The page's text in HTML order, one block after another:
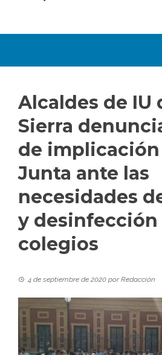
Alcaldes de IU
Sierra
de implicación
Junta ante las
necesidades
y desinfección
colegios
4 de septiembre de 2020 porRedacción